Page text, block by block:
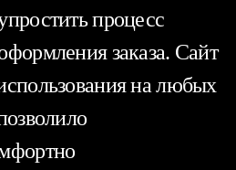
процесс
заказа. Сайт
на любых